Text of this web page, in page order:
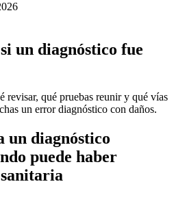
un diagnóstico fue
revisar, qué pruebas reunir y qué vías
un error diagnóstico con daños.
un diagnóstico
puede haber